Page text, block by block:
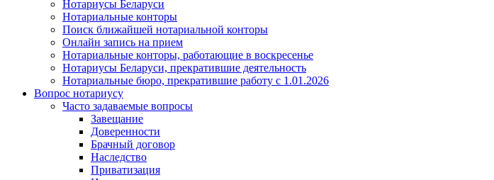
Нотариусы Беларуси
Нотариальные конторы
Поиск ближайшей нотариальной конторы
Онлайн запись на прием
Нотариальные конторы, работающие в воскресенье
Нотариусы Беларуси, прекратившие деятельность
Нотариальные бюро, прекратившие работу с 1.01.2026
Вопрос нотариусу
Часто задаваемые вопросы
Завещание
Доверенности
Брачный договор
Наследство
Приватизация